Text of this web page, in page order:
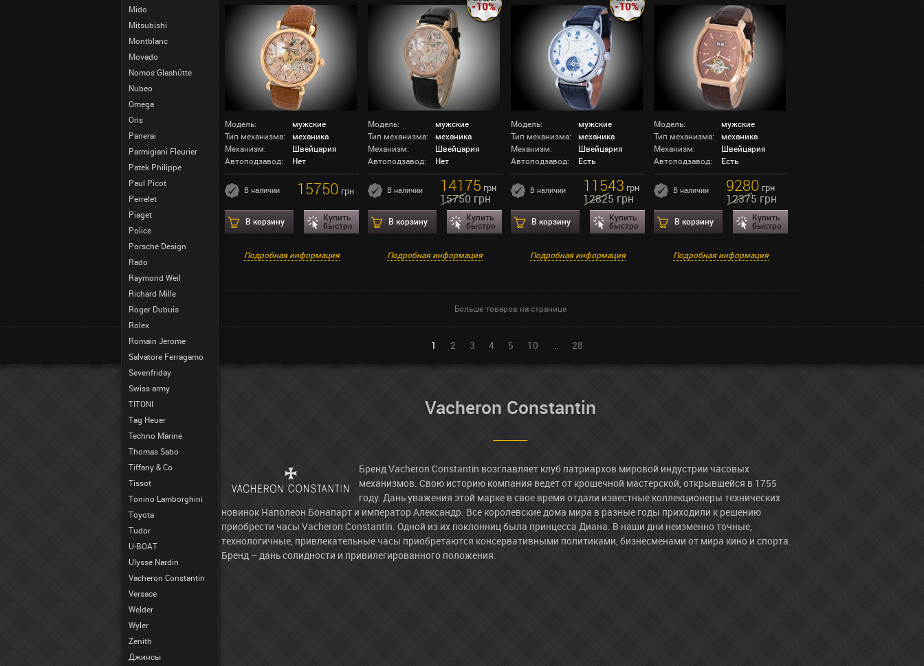
Mido
Mitsubishi
Montblanc
Movado
Nomos Glashütte
Nubeo
Omega
Oris
Panerai
Parmigiani Fleurier
Patek Philippe
Paul Picot
Perrelet
Piaget
Police
Porsche Design
Rado
Raymond Weil
Richard Mille
Roger Dubuis
Rolex
Romain Jerome
Salvatore Ferragamo
Sevenfriday
Swiss army
TITONI
Tag Heuer
Techno Marine
Thomas Sabo
Tiffany & Co
Tissot
Tonino Lamborghini
Toyota
Tudor
U-BOAT
Ulysse Nardin
Vacheron Constantin
Versace
Welder
Wyler
Zenith
Джинсы
Модель:
мужские
Тип механизма:
механика
Механизм:
Швейцария
Автоподзавод:
Нет
В наличии 15750 грн
В корзину Купить
быстро
Подробная информация
Модель:
мужские
Тип механизма:
механика
Механизм:
Швейцария
Автоподзавод:
Нет
В наличии 14175 грн
15750 грн
В корзину Купить
быстро
Подробная информация
Модель:
мужские
Тип механизма:
механика
Механизм:
Швейцария
Автоподзавод:
Есть
В наличии 11543 грн
12825 грн
В корзину Купить
быстро
Подробная информация
Модель:
мужские
Тип механизма:
механика
Механизм:
Швейцария
Автоподзавод:
Есть
В наличии 9280 грн
12375 грн
В корзину Купить
быстро
Подробная информация
Больше товаров на странице
1 2 3 4 5 10 … 28
Vacheron Constantin
Бренд Vacheron Constantin возглавляет клуб патриархов мировой индустрии часовых
механизмов. Свою историю компания ведет от крошечной мастерской, открывшейся в 1755
году. Дань уважения этой марке в свое время отдали известные коллекционеры технических
новинок Наполеон Бонапарт и император Александр. Все королевские дома мира в разные годы приходили к решению
приобрести часы Vacheron Constantin. Одной из их поклонниц была принцесса Диана. В наши дни неизменно точные,
технологичные, привлекательные часы приобретаются консервативными политиками, бизнесменами от мира кино и спорта.
Бренд – дань солидности и привилегированного положения.